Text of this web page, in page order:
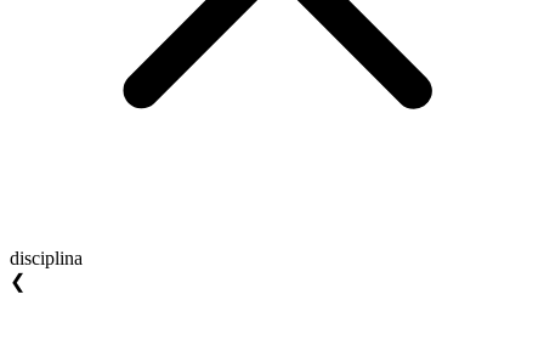
disciplina
❮